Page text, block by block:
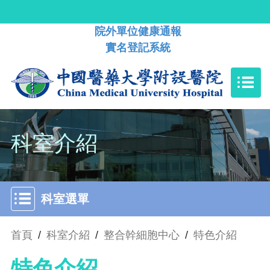
院外單位健康通報
實名登記系統
科室介紹
科室選單
首頁 / 科室介紹 / 整合幹細胞中心 / 特色介紹